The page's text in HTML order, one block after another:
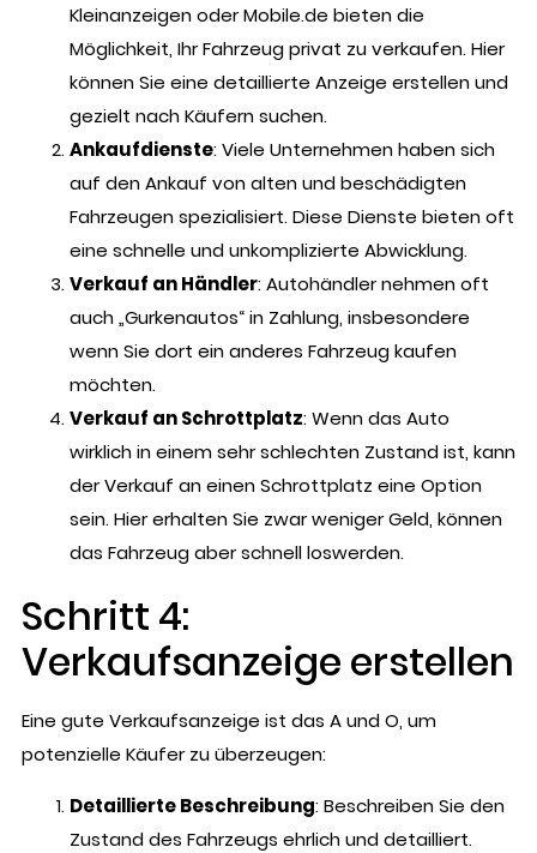
Kleinanzeigen oder Mobile.de bieten die
Möglichkeit, Ihr Fahrzeug privat zu verkaufen. Hier
können Sie eine detaillierte Anzeige erstellen und
gezielt nach Käufern suchen.
Ankaufdienste: Viele Unternehmen haben sich
auf den Ankauf von alten und beschädigten
Fahrzeugen spezialisiert. Diese Dienste bieten oft
eine schnelle und unkomplizierte Abwicklung.
Verkauf an Händler: Autohändler nehmen oft
auch „Gurkenautos“ in Zahlung, insbesondere
wenn Sie dort ein anderes Fahrzeug kaufen
möchten.
Verkauf an Schrottplatz: Wenn das Auto
wirklich in einem sehr schlechten Zustand ist, kann
der Verkauf an einen Schrottplatz eine Option
sein. Hier erhalten Sie zwar weniger Geld, können
das Fahrzeug aber schnell loswerden.
Schritt 4:
Verkaufsanzeige erstellen
Eine gute Verkaufsanzeige ist das A und O, um
potenzielle Käufer zu überzeugen:
Detaillierte Beschreibung: Beschreiben Sie den
Zustand des Fahrzeugs ehrlich und detailliert.